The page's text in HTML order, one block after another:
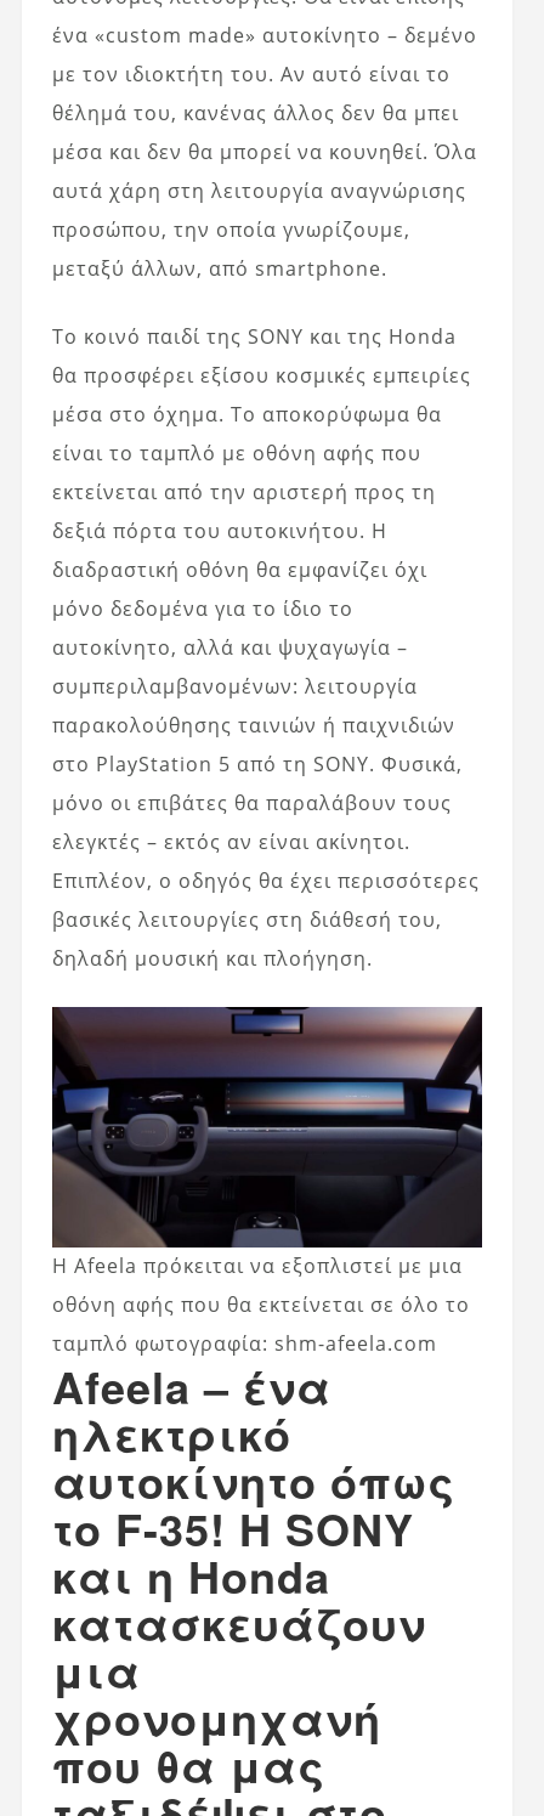
ένα «custom made» αυτοκίνητο – δεμένο
με τον ιδιοκτήτη του. Αν αυτό είναι το
θέλημά του, κανένας άλλος δεν θα μπει
μέσα και δεν θα μπορεί να κουνηθεί. Όλα
αυτά χάρη στη λειτουργία αναγνώρισης
προσώπου, την οποία γνωρίζουμε,
μεταξύ άλλων, από smartphone.
Το κοινό παιδί της SONY και της Honda
θα προσφέρει εξίσου κοσμικές εμπειρίες
μέσα στο όχημα. Το αποκορύφωμα θα
είναι το ταμπλό με οθόνη αφής που
εκτείνεται από την αριστερή προς τη
δεξιά πόρτα του αυτοκινήτου. Η
διαδραστική οθόνη θα εμφανίζει όχι
μόνο δεδομένα για το ίδιο το
αυτοκίνητο, αλλά και ψυχαγωγία –
συμπεριλαμβανομένων: λειτουργία
παρακολούθησης ταινιών ή παιχνιδιών
στο PlayStation 5 από τη SONY. Φυσικά,
μόνο οι επιβάτες θα παραλάβουν τους
ελεγκτές – εκτός αν είναι ακίνητοι.
Επιπλέον, ο οδηγός θα έχει περισσότερες
βασικές λειτουργίες στη διάθεσή του,
δηλαδή μουσική και πλοήγηση.
Η Afeela πρόκειται να εξοπλιστεί με μια
οθόνη αφής που θα εκτείνεται σε όλο το
ταμπλό φωτογραφία: shm-afeela.com
Afeela – ένα
ηλεκτρικό
αυτοκίνητο όπως
το F-35! Η SONY
και η Honda
κατασκευάζουν
μια
χρονομηχανή
που θα μας